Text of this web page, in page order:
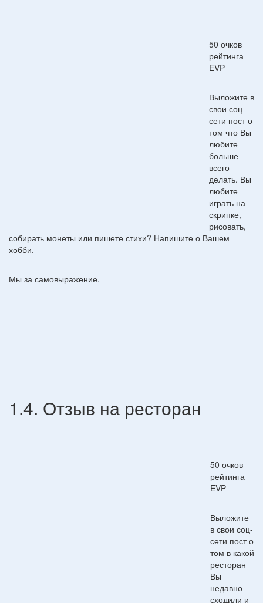
50 очков
рейтинга
EVP
Выложите в
свои соц-
сети пост о
том что Вы
любите
больше
всего
делать. Вы
любите
играть на
скрипке,
рисовать,
собирать монеты или пишете стихи? Напишите о Вашем
хобби.
Мы за самовыражение.
1.4. Отзыв на ресторан
50 очков
рейтинга
EVP
Выложите
в свои соц-
сети пост о
том в какой
ресторан
Вы
недавно
сходили и